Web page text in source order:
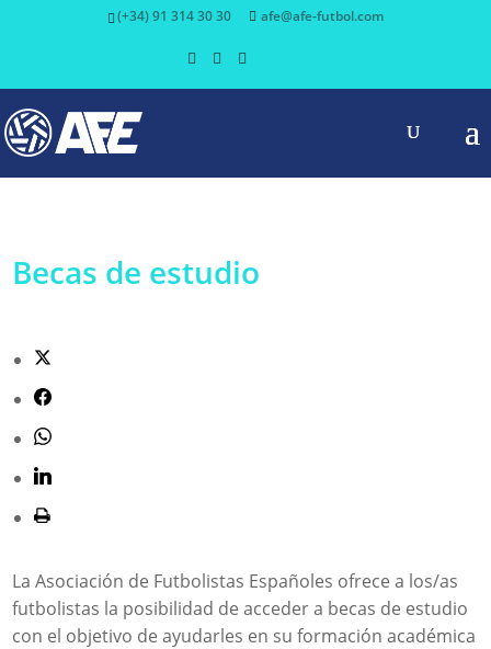
(+34) 91 314 30 30 afe@afe-futbol.com
Becas de estudio
La Asociación de Futbolistas Españoles ofrece a los/as
futbolistas la posibilidad de acceder a becas de estudio
con el objetivo de ayudarles en su formación académica